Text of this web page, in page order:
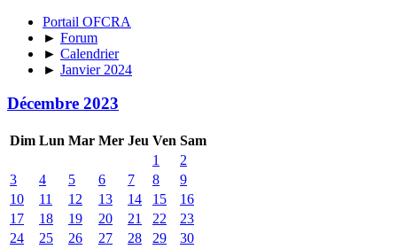
Portail OFCRA
► Forum
► Calendrier
► Janvier 2024
Décembre 2023
Dim Lun Mar Mer Jeu Ven Sam
1
2
3
4 5 6 7 8
9
10
11 12 13 14 15
16
17
18 19 20 21 22
23
24
25 26 27 28 29
30